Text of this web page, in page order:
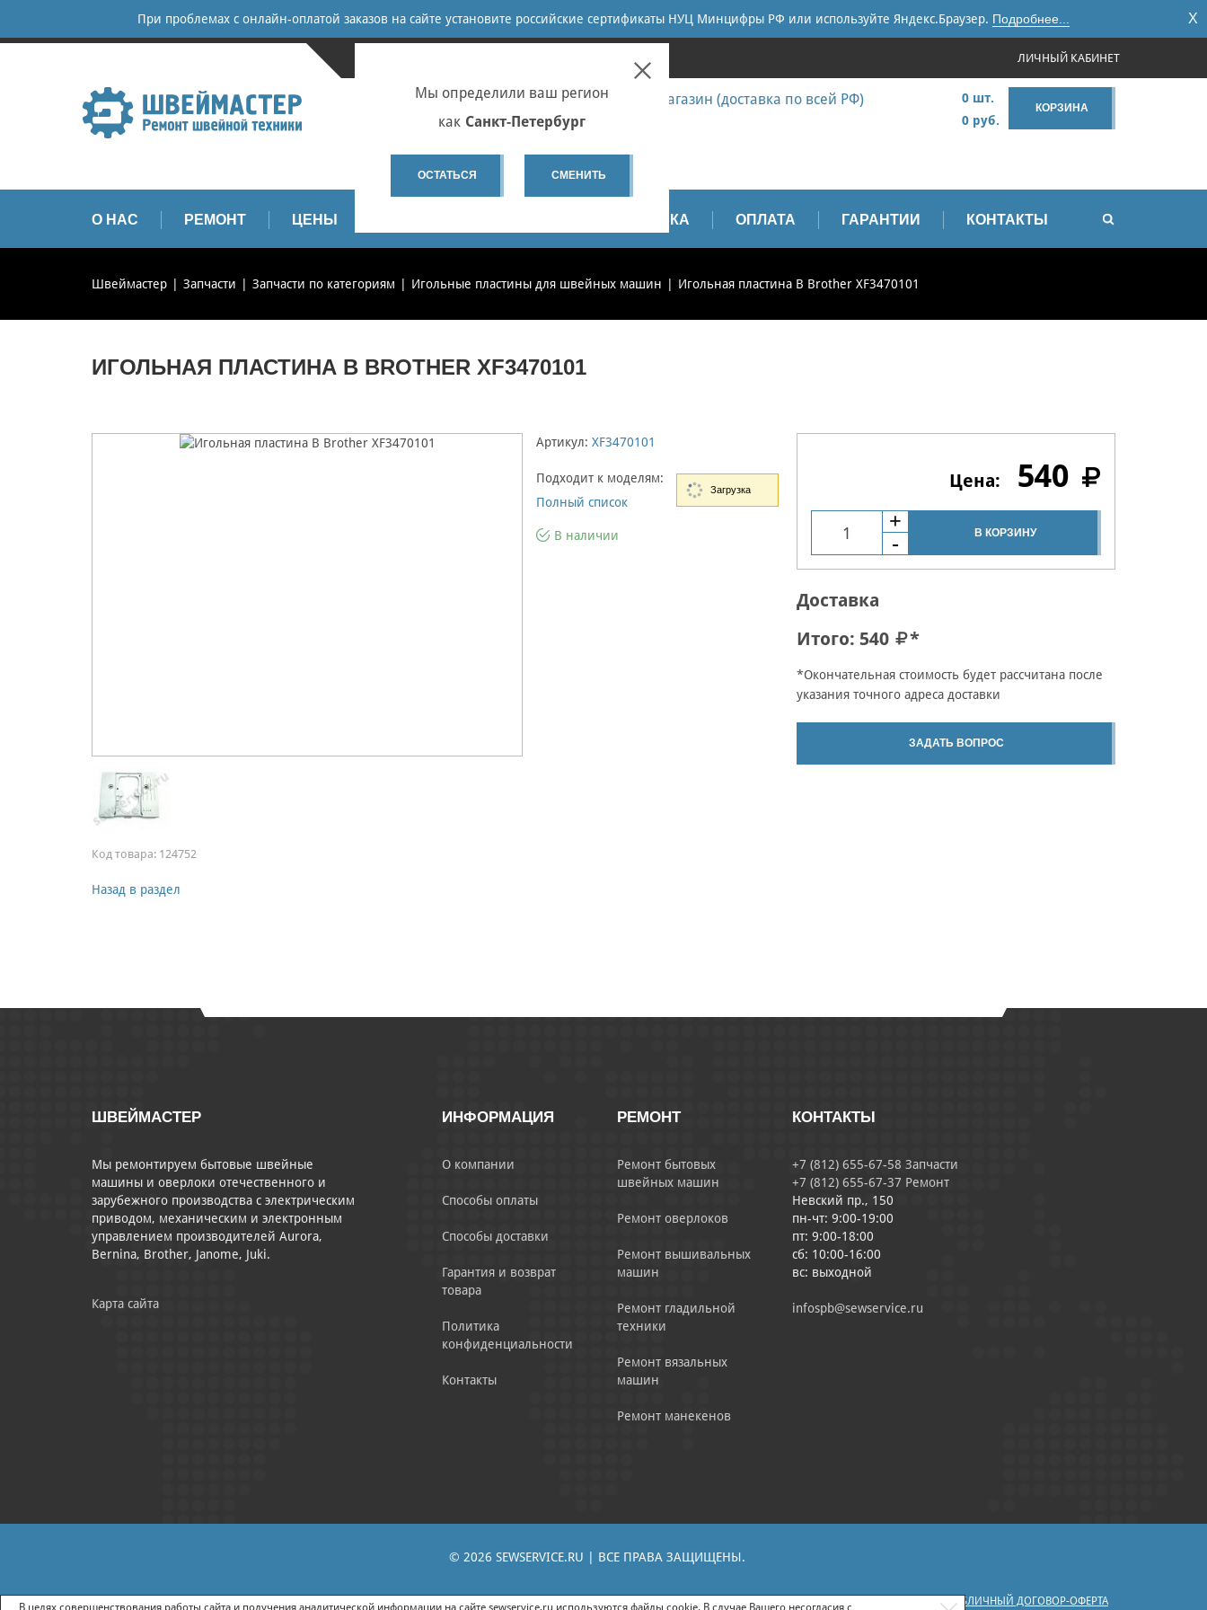
При проблемах с онлайн-оплатой заказов на сайте установите российские сертификаты НУЦ Минцифры РФ или используйте Яндекс.Браузер. Подробнее... X
Мы определили ваш регион
как Санкт-Петербург
ОСТАТЬСЯ СМЕНИТЬ
ЛИЧНЫЙ КАБИНЕТ
+7 (812) 655-67-58 Запчасти - интернет-магазин (доставка по всей РФ)
+7 (812) 655-67-37 Ремонт
infospb@sewservice.ru
КОРЗИНА
0 шт.
0 руб.
О НАС РЕМОНТ ЦЕНЫ ДОСТАВКА ОПЛАТА ГАРАНТИИ КОНТАКТЫ
Швеймастер Запчасти Запчасти по категориям Игольные пластины для швейных машин Игольная пластина B Brother XF3470101
ИГОЛЬНАЯ ПЛАСТИНА B BROTHER XF3470101
Код товара: 124752
Назад в раздел
Артикул: XF3470101
Подходит к моделям:
Полный список
В наличии
540
В КОРЗИНУ
Доставка
Итого: 540 *
*Окончательная стоимость будет рассчитана после
указания точного адреса доставки
ЗАДАТЬ ВОПРОС
ШВЕЙМАСТЕР
Мы ремонтируем бытовые швейные
машины и оверлоки отечественного и
зарубежного производства с электрическим
приводом, механическим и электронным
управлением производителей Aurora,
Bernina, Brother, Janome, Juki.
Карта сайта
ИНФОРМАЦИЯ
О компании
Способы оплаты
Способы доставки
Гарантия и возврат
товара
Политика
конфиденциальности
Контакты
РЕМОНТ
Ремонт бытовых
швейных машин
Ремонт оверлоков
Ремонт вышивальных
машин
Ремонт гладильной
техники
Ремонт вязальных
машин
Ремонт манекенов
КОНТАКТЫ
+7 (812) 655-67-58 Запчасти
+7 (812) 655-67-37 Ремонт
Невский пр., 150
пн-чт: 9:00-19:00
пт: 9:00-18:00
сб: 10:00-16:00
вс: выходной
infospb@sewservice.ru
© 2026 SEWSERVICE.RU | ВСЕ ПРАВА ЗАЩИЩЕНЫ.
ПОЛИТИКА КОНФИДЕНЦИАЛЬНОСТИ | СОГЛАСИЕ НА ПОЛУЧЕНИЕ РЕКЛАМНО-ИНФОРМАЦИОННЫХ МАТЕРИАЛОВ | СОГЛАСИЕ НА ОБРАБОТКУ ПЕРСОНАЛЬНЫХ ДАННЫХ | ПУБЛИЧНЫЙ ДОГОВОР-ОФЕРТА
В целях совершенствования работы сайта и получения аналитической информации на сайте sewservice.ru используются файлы cookie. В случае Вашего несогласия с
Загрузка